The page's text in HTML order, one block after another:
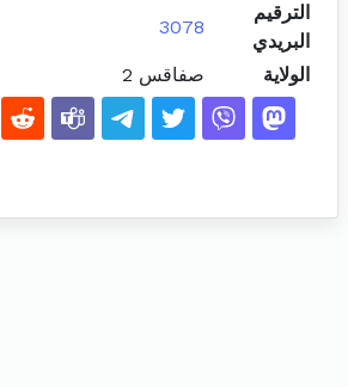
الترقيم
البريدي
3078
الولاية صفاقس 2